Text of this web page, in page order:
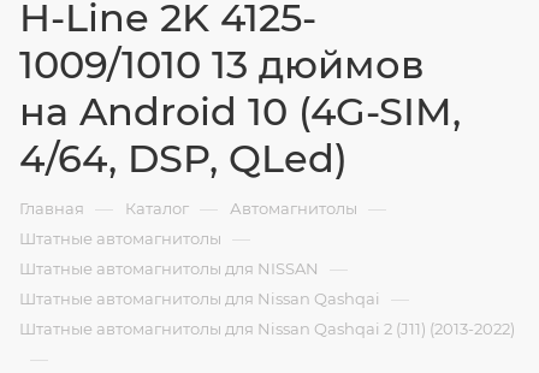
H-Line 2K 4125-
1009/1010 13 дюймов
на Android 10 (4G-SIM,
4/64, DSP, QLed)
Главная — Каталог — Автомагнитолы —
Штатные автомагнитолы —
Штатные автомагнитолы для NISSAN —
Штатные автомагнитолы для Nissan Qashqai —
Штатные автомагнитолы для Nissan Qashqai 2 (J11) (2013-2022)
—